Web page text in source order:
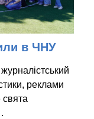
в ЧНУ
реклами
свята